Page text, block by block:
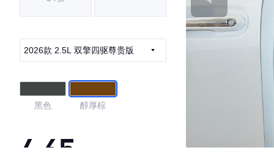
2026款 2.5L 双擎四驱尊贵版
黑色 醇厚棕
4.65